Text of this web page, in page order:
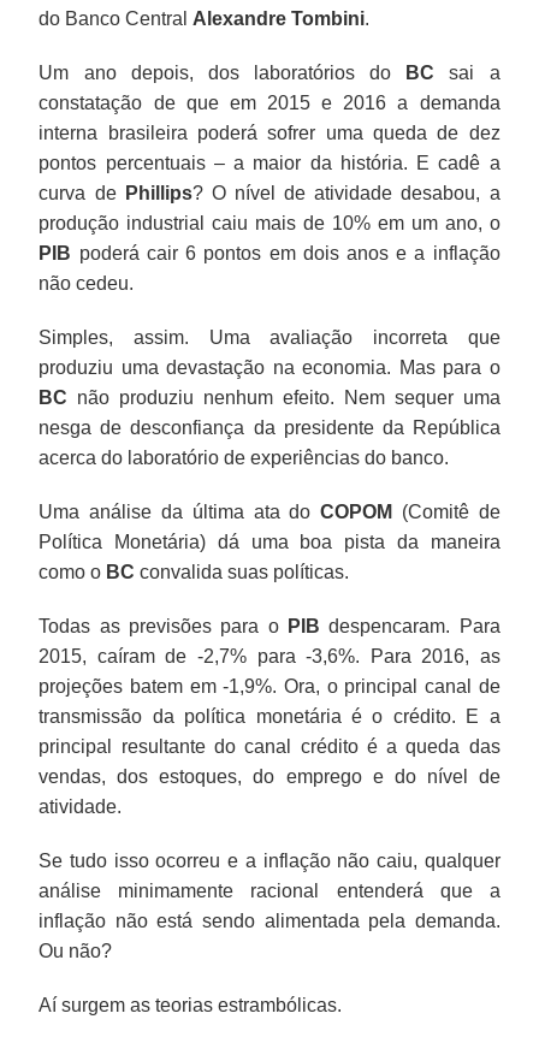
do Banco Central Alexandre Tombini.
Um ano depois, dos laboratórios do BC sai a
constatação de que em 2015 e 2016 a demanda
interna brasileira poderá sofrer uma queda de dez
pontos percentuais – a maior da história. E cadê a
curva de Phillips? O nível de atividade desabou, a
produção industrial caiu mais de 10% em um ano, o
PIB poderá cair 6 pontos em dois anos e a inflação
não cedeu.
Simples, assim. Uma avaliação incorreta que
produziu uma devastação na economia. Mas para o
BC não produziu nenhum efeito. Nem sequer uma
nesga de desconfiança da presidente da República
acerca do laboratório de experiências do banco.
Uma análise da última ata doCOPOM
(Comitê de
Política Monetária) dá uma boa pista da maneira
como o BC convalida suas políticas.
Todas as previsões para o PIB despencaram. Para
2015, caíram de -2,7% para -3,6%. Para 2016, as
projeções batem em -1,9%. Ora, o principal canal de
transmissão da política monetária é o crédito. E a
principal resultante do canal crédito é a queda das
vendas, dos estoques, do emprego e do nível de
atividade.
Se tudo isso ocorreu e a inflação não caiu, qualquer
análise minimamente racional entenderá que a
inflação não está sendo alimentada pela demanda.
Ou não?
Aí surgem as teorias estrambólicas.